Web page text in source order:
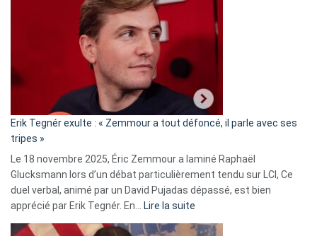
d’alliance
secrète
«
C’est
fake
news
»
Erik Tegnér exulte : « Zemmour a tout défoncé, il parle avec ses
tripes »
Le 18 novembre 2025, Éric Zemmour a laminé Raphaël
Glucksmann lors d’un débat particulièrement tendu sur LCI, Ce
duel verbal, animé par un David Pujadas dépassé, est bien
apprécié par Erik Tegnér. En… Lire la suite
Erik